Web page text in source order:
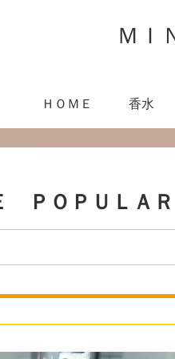
ＭＩ
ＨＯＭＥ 香水
ＰＯＰＵＬＡＲ